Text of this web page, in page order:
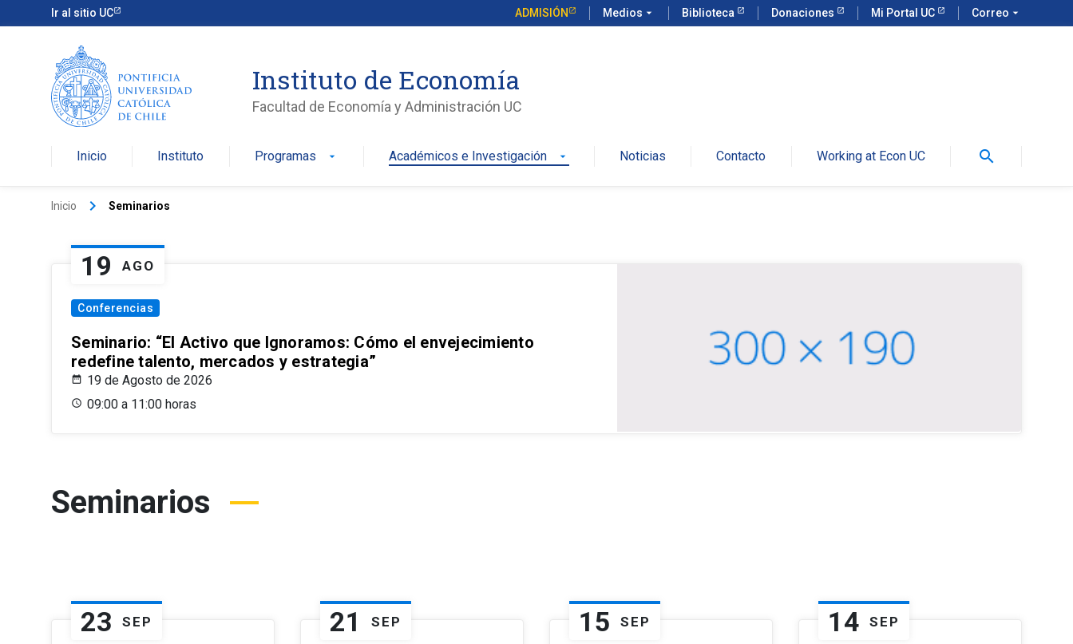
Ir al sitio UC ADMISIÓN Medios arrow_drop_down Biblioteca Donaciones Mi Portal UC Correo arrow_drop_down
Instituto de Economía
Facultad de Economía y Administración UC
Inicio Instituto Programas arrow_drop_down Académicos e Investigación arrow_drop_down Noticias Contacto Working at Econ UC search
Inicio keyboard_arrow_right Seminarios
19 AGO
Conferencias
Seminario: “El Activo que Ignoramos: Cómo el envejecimiento
redefine talento, mercados y estrategia”
19 de Agosto de 2026
09:00 a 11:00 horas
Seminarios
23 SEP 21 SEP 15 SEP 14 SEP